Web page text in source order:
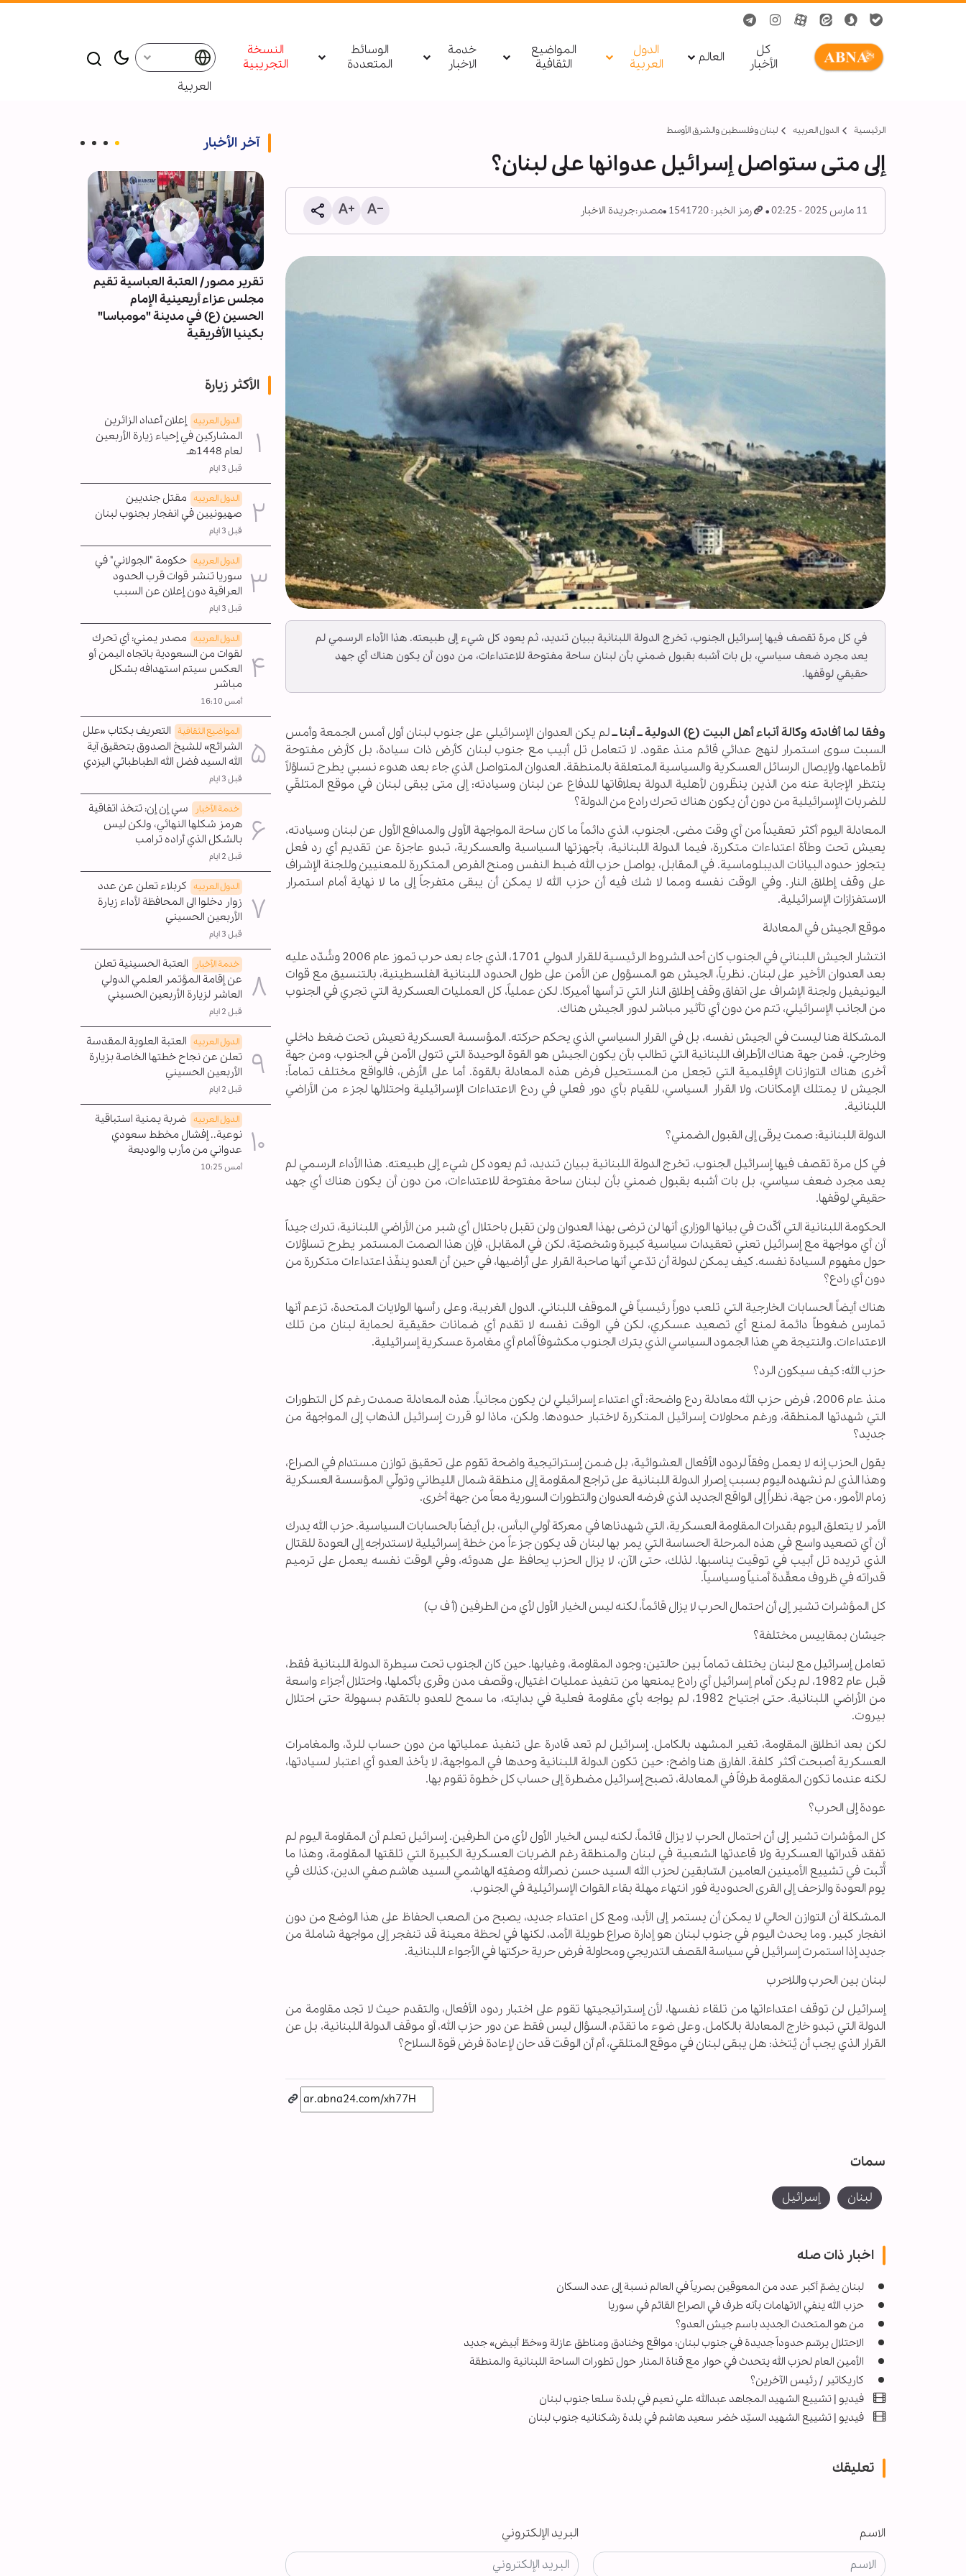
کل
الأخبار
العالم
الدول
العربیة
المواضيع
الثقافية
خدمة
الاخبار
الوسائط
المتعددة
النسخة
التجريبية
العربية
الرئيسية الدول العربیه لبنان وفلسطين والشرق الأوسط
إلى متى ستواصل إسرائيل عدوانها على لبنان؟
11 مارس 2025 - 02:25 رمز الخبر: 1541720 مصدر:جريدة الاخبار
في كل مرة تقصف فيها إسرائيل الجنوب، تخرج الدولة اللبنانية ببيان تنديد، ثم يعود كل شيء إلى طبيعته. هذا الأداء الرسمي لم
يعد مجرد ضعف سياسي، بل بات أشبه بقبول ضمني بأن لبنان ساحة مفتوحة للاعتداءات، من دون أن يكون هناك أي جهد
حقيقي لوقفها.
وفقا لما أفادته وكالة أنباء أهل البيت (ع) الدولية ــ أبنا ــلم يكن العدوان الإسرائيلي على جنوب لبنان أول أمس الجمعة وأمس
السبت سوى استمرار لنهج عدائي قائم منذ عقود. لا تتعامل تل أبيب مع جنوب لبنان كأرض ذات سيادة، بل كأرض مفتوحة
لأطماعها، ولإيصال الرسائل العسكرية والسياسية المتعلقة بالمنطقة. العدوان المتواصل الذي جاء بعد هدوء نسبي يطرح تساؤلاً
ينتظر الإجابة عنه من الذين ينظّرون لأهلية الدولة بعلاقاتها للدفاع عن لبنان وسيادته: إلى متى يبقى لبنان في موقع المتلقّي
للضربات الإسرائيلية من دون أن يكون هناك تحرك رادع من الدولة؟
المعادلة اليوم أكثر تعقيداً من أي وقت مضى. الجنوب، الذي دائماً ما كان ساحة المواجهة الأولى والمدافع الأول عن لبنان وسيادته،
يعيش تحت وطأة اعتداءات متكررة، فيما الدولة اللبنانية، بأجهزتها السياسية والعسكرية، تبدو عاجزة عن تقديم أي رد فعل
يتجاوز حدود البيانات الديبلوماسية. في المقابل، يواصل حزب الله ضبط النفس ومنح الفرص المتكررة للمعنيين وللجنة الإشراف
على وقف إطلاق النار. وفي الوقت نفسه ومما لا شك فيه أن حزب الله لا يمكن أن يبقى متفرجاً إلى ما لا نهاية أمام استمرار
الاستفزازات الإسرائيلية.
موقع الجيش في المعادلة
انتشار الجيش اللبناني في الجنوب كان أحد الشروط الرئيسية للقرار الدولي 1701، الذي جاء بعد حرب تموز عام 2006 وشُدّد عليه
بعد العدوان الأخير على لبنان. نظرياً، الجيش هو المسؤول عن الأمن على طول الحدود اللبنانية الفلسطينية، بالتنسيق مع قوات
اليونيفيل ولجنة الإشراف على اتفاق وقف إطلاق النار التي ترأسها أميركا. لكن عملياً، كل العمليات العسكرية التي تجري في الجنوب
من الجانب الإسرائيلي، تتم من دون أي تأثير مباشر لدور الجيش هناك.
المشكلة هنا ليست في الجيش نفسه، بل في القرار السياسي الذي يحكم حركته. المؤسسة العسكرية تعيش تحت ضغط داخلي
وخارجي. فمن جهة هناك الأطراف اللبنانية التي تطالب بأن يكون الجيش هو القوة الوحيدة التي تتولى الأمن في الجنوب، ومن جهة
أخرى هناك التوازنات الإقليمية التي تجعل من المستحيل فرض هذه المعادلة بالقوة. أما على الأرض، فالواقع مختلف تماماً:
الجيش لا يمتلك الإمكانات، ولا القرار السياسي، للقيام بأي دور فعلي في ردع الاعتداءات الإسرائيلية واحتلالها لجزء من الأراضي
اللبنانية.
الدولة اللبنانية: صمت يرقى إلى القبول الضمني؟
في كل مرة تقصف فيها إسرائيل الجنوب، تخرج الدولة اللبنانية ببيان تنديد، ثم يعود كل شيء إلى طبيعته. هذا الأداء الرسمي لم
يعد مجرد ضعف سياسي، بل بات أشبه بقبول ضمني بأن لبنان ساحة مفتوحة للاعتداءات، من دون أن يكون هناك أي جهد
حقيقي لوقفها.
الحكومة اللبنانية التي أكّدت في بيانها الوزاري أنها لن ترضى بهذا العدوان ولن تقبل باحتلال أي شبر من الأراضي اللبنانية، تدرك جيداً
أن أي مواجهة مع إسرائيل تعني تعقيدات سياسية كبيرة وشخصيّة، لكن في المقابل، فإن هذا الصمت المستمر يطرح تساؤلات
حول مفهوم السيادة نفسه. كيف يمكن لدولة أن تدّعي أنها صاحبة القرار على أراضيها، في حين أن العدو ينفّذ اعتداءات متكررة من
دون أي رادع؟
هناك أيضاً الحسابات الخارجية التي تلعب دوراً رئيسياً في الموقف اللبناني. الدول الغربية، وعلى رأسها الولايات المتحدة، تزعم أنها
تمارس ضغوطاً دائمة لمنع أي تصعيد عسكري، لكن في الوقت نفسه لا تقدم أي ضمانات حقيقية لحماية لبنان من تلك
الاعتداءات. والنتيجة هي هذا الجمود السياسي الذي يترك الجنوب مكشوفاً أمام أي مغامرة عسكرية إسرائيلية.
حزب الله: كيف سيكون الرد؟
منذ عام 2006، فرض حزب الله معادلة ردع واضحة: أي اعتداء إسرائيلي لن يكون مجانياً. هذه المعادلة صمدت رغم كل التطورات
التي شهدتها المنطقة، ورغم محاولات إسرائيل المتكررة لاختبار حدودها. ولكن، ماذا لو قررت إسرائيل الذهاب إلى المواجهة من
جديد؟
يقول الحزب إنه لا يعمل وفقاً لردود الأفعال العشوائية، بل ضمن إستراتيجية واضحة تقوم على تحقيق توازن مستدام في الصراع،
وهذا الذي لم نشهده اليوم بسبب إصرار الدولة اللبنانية على تراجع المقاومة إلى منطقة شمال الليطاني وتولّي المؤسسة العسكرية
زمام الأمور، من جهة، نظراً إلى الواقع الجديد الذي فرضه العدوان والتطورات السورية معاً من جهة أخرى.
الأمر لا يتعلق اليوم بقدرات المقاومة العسكرية، التي شهدناها في معركة أولي البأس، بل أيضاً بالحسابات السياسية. حزب الله يدرك
أن أي تصعيد واسع في هذه المرحلة الحساسة التي يمر بها لبنان قد يكون جزءاً من خطة إسرائيلية لاستدراجه إلى العودة للقتال
الذي تريده تل أبيب في توقيت يناسبها. لذلك، حتى الآن، لا يزال الحزب يحافظ على هدوئه، وفي الوقت نفسه يعمل على ترميم
قدراته في ظروف معقّدة أمنياً وسياسياً.
كل المؤشرات تشير إلى أن احتمال الحرب لا يزال قائماً، لكنه ليس الخيار الأول لأي من الطرفين (أ ف ب)
جيشان بمقاييس مختلفة؟
تعامل إسرائيل مع لبنان يختلف تماماً بين حالتين: وجود المقاومة، وغيابها. حين كان الجنوب تحت سيطرة الدولة اللبنانية فقط،
قبل عام 1982، لم يكن أمام إسرائيل أي رادع يمنعها من تنفيذ عمليات اغتيال، وقصف مدن وقرى بأكملها، واحتلال أجزاء واسعة
من الأراضي اللبنانية. حتى اجتياح 1982، لم يواجه بأي مقاومة فعلية في بدايته، ما سمح للعدو بالتقدم بسهولة حتى احتلال
بيروت.
لكن بعد انطلاق المقاومة، تغير المشهد بالكامل. إسرائيل لم تعد قادرة على تنفيذ عملياتها من دون حساب للردّ، والمغامرات
العسكرية أصبحت أكثر كلفة. الفارق هنا واضح: حين تكون الدولة اللبنانية وحدها في المواجهة، لا يأخذ العدو أي اعتبار لسيادتها،
لكنه عندما تكون المقاومة طرفاً في المعادلة، تصبح إسرائيل مضطرة إلى حساب كل خطوة تقوم بها.
عودة إلى الحرب؟
كل المؤشرات تشير إلى أن احتمال الحرب لا يزال قائماً، لكنه ليس الخيار الأول لأي من الطرفين. إسرائيل تعلم أن المقاومة اليوم لم
تفقد قدراتها العسكرية ولا قاعدتها الشعبية في لبنان والمنطقة رغم الضربات العسكرية الكبيرة التي تلقتها المقاومة، وهذا ما
أُثبت في تشييع الأمينين العامين السّابقين لحزب الله السيد حسن نصرالله وصفيّه الهاشمي السيد هاشم صفي الدين، كذلك في
يوم العودة والزحف إلى القرى الحدودية فور انتهاء مهلة بقاء القوات الإسرائيلية في الجنوب.
المشكلة أن التوازن الحالي لا يمكن أن يستمر إلى الأبد، ومع كل اعتداء جديد، يصبح من الصعب الحفاظ على هذا الوضع من دون
انفجار كبير. وما يحدث اليوم في جنوب لبنان هو إدارة صراع طويلة الأمد، لكنها في لحظة معينة قد تنفجر إلى مواجهة شاملة من
جديد إذا استمرت إسرائيل في سياسة القصف التدريجي ومحاولة فرض حرية حركتها في الأجواء اللبنانية.
لبنان بين الحرب واللاحرب
إسرائيل لن توقف اعتداءاتها من تلقاء نفسها، لأن إستراتيجيتها تقوم على اختبار ردود الأفعال، والتقدم حيث لا تجد مقاومة من
الدولة التي تبدو خارج المعادلة بالكامل. وعلى ضوء ما تقدّم، السؤال ليس فقط عن دور حزب الله، أو موقف الدولة اللبنانية، بل عن
القرار الذي يجب أن يُتخذ: هل يبقى لبنان في موقع المتلقي، أم أن الوقت قد حان لإعادة فرض قوة السلاح؟
سمات
لبنان إسرائيل
اخبار ذات صله
لبنان يضمّ أكبر عدد من المعوقين بصرياً في العالم نسبة إلى عدد السكان
حزب الله ينفي الاتهامات بأنه طرف في ‏الصراع القائم في سوريا
من هو المتحدث الجديد باسم جيش العدو؟
الاحتلال يرسّم حدوداً جديدة في جنوب لبنان: مواقع وخنادق ومناطق عازلة و«خطّ أبيض» جديد
الأمين العام لحزب الله يتحدث في حوار مع قناة المنار حول تطورات الساحة اللبنانية والمنطقة
كاريكاتير / رئيس الآخرين؟
فيديو | تشييع الشهيد المجاهد عبدالله علي نعيم في بلدة سلعا جنوب لبنان
فيديو | تشييع الشهيد السيّد خضر سعيد هاشم في بلدة رشكنانيه جنوب لبنان
تعليقك
الاسم البريد الإلكتروني
آخر الأخبار
القوات المسلحة اليمنية تستهدف
بالصواريخ والمسيرات تحشدات
سعودية بـ"صحن الجن" في مأرب
تقرير مصور/ العتبة العباسية تقيم
مجلس عزاء أريعينية الإمام
الحسين (ع) في مدينة "مومباسا"
بكينيا الأفريقية
الأكثر زيارة
الدول العربیه إعلان أعداد الزائرين
المشاركين في إحياء زيارة الأربعين
لعام 1448هـ
قبل 3 ايام
الدول العربیه مقتل جنديين
صهيونيين في انفجار بجنوب لبنان
قبل 3 ايام
الدول العربیه حكومة "الجولاني" في
سوريا تنشر قوات قرب الحدود
العراقية دون إعلان عن السبب
قبل 3 ايام
الدول العربیه مصدر يمني: أي تحرك
لقوات من السعودية باتجاه اليمن أو
العكس سيتم استهدافه بشكل
مباشر
أمس 16:10
المواضیع الثقافية التعريف بكتاب «علل
الشرائع» للشيخ الصدوق بتحقيق آية
الله السيد فضل الله الطباطبائي اليزدي
قبل 3 ايام
خدمة الأخبار
سي إن إن: تتخذ اتفاقية
هرمز شكلها النهائي، ولكن ليس
بالشكل الذي أراده ترامب
قبل 2 ايام
الدول العربیه كربلاء تعلن عن عدد
زوار دخلوا الى المحافظة لأداء زيارة
الأربعين الحسيني
قبل 3 ايام
خدمة الأخبار
العتبة الحسينية تعلن
عن إقامة المؤتمر العلمي الدولي
العاشر لزيارة الأربعين الحسيني
قبل 2 ايام
الدول العربیه العتبة العلوية المقدسة
تعلن عن نجاح خطتها الخاصة بزيارة
الأربعين الحسيني
قبل 2 ايام
الدول العربیه ضربة يمنية استباقية
نوعية.. إفشال مخطط سعودي
عدواني من مأرب والوديعة
أمس 10:25